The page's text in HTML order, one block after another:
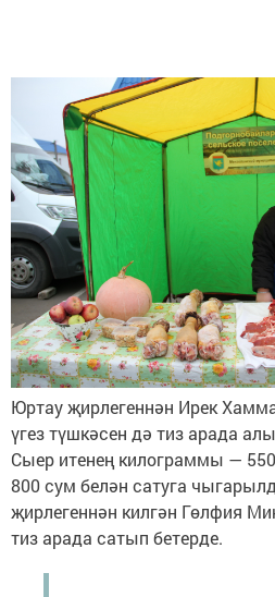
Юртау җирлегеннән Ирек
үгез түшкәсен дә тиз арада
Сыер итенең килограммы —
800 сум белән сатуга
җирлегеннән килгән Гөлфия
тиз арада сатып бетерде.